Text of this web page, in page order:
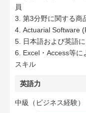
員
3. 第3分野に関する商
4. Actuarial Software
5. 日本語および英語
6. Excel・Access等に
スキル
英語力
中級（ビジネス経験）